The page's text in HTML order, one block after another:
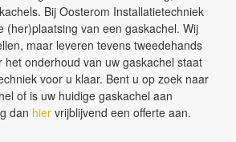
Bij Oosterom Installatietechniek
(her)plaatsing van een gaskachel. Wij
maar leveren tevens tweedehands
het onderhoud van uw gaskachel staat
voor u klaar. Bent u op zoek naar
of is uw huidige gaskachel aan
dan hier vrijblijvend een offerte aan.